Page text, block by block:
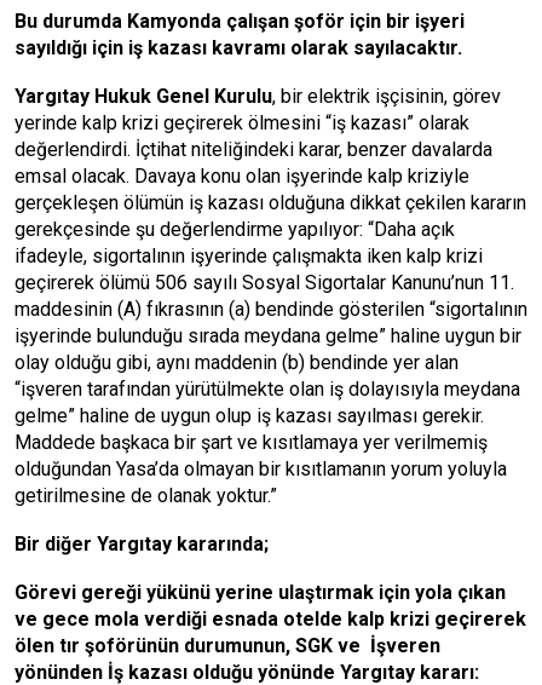
Bu durumda Kamyonda çalışan şoför için bir işyeri
sayıldığı için iş kazası kavramı olarak sayılacaktır.
Yargıtay Hukuk Genel Kurulu, bir elektrik işçisinin, görev
yerinde kalp krizi geçirerek ölmesini “iş kazası” olarak
değerlendirdi. İçtihat niteliğindeki karar, benzer davalarda
emsal olacak. Davaya konu olan işyerinde kalp kriziyle
gerçekleşen ölümün iş kazası olduğuna dikkat çekilen kararın
gerekçesinde şu değerlendirme yapılıyor: “Daha açık
ifadeyle, sigortalının işyerinde çalışmakta iken kalp krizi
geçirerek ölümü 506 sayılı Sosyal Sigortalar Kanunu’nun 11.
maddesinin (A) fıkrasının (a) bendinde gösterilen “sigortalının
işyerinde bulunduğu sırada meydana gelme” haline uygun bir
olay olduğu gibi, aynı maddenin (b) bendinde yer alan
“işveren tarafından yürütülmekte olan iş dolayısıyla meydana
gelme” haline de uygun olup iş kazası sayılması gerekir.
Maddede başkaca bir şart ve kısıtlamaya yer verilmemiş
olduğundan Yasa’da olmayan bir kısıtlamanın yorum yoluyla
getirilmesine de olanak yoktur.”
Bir diğer Yargıtay kararında;
Görevi gereği yükünü yerine ulaştırmak için yola çıkan
ve gece mola verdiği esnada otelde kalp krizi geçirerek
ölen tır şoförünün durumunun, SGK ve İşveren
yönünden İş kazası olduğu yönünde Yargıtay kararı: